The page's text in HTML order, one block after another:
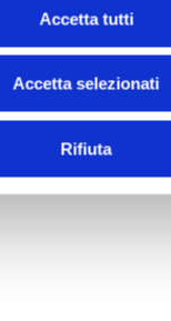
Accetta tutti
Accetta selezionati
Rifiuta